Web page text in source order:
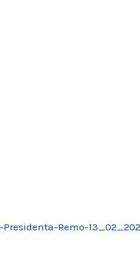
Remo-